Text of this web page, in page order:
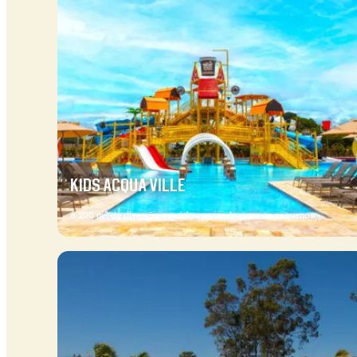
KIDS ACQUA VILLE
6.200 m² de diversão aquática pensada para os pequenos.